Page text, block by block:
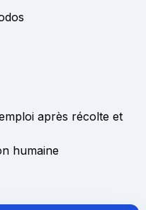
après récolte et
humaine